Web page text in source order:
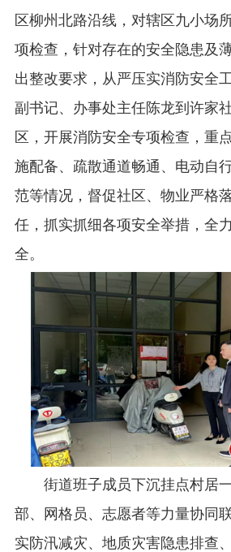
区柳州北路沿线，对辖区九小场
项检查，针对存在的安全隐患及
出整改要求，从严压实消防安全
副书记、办事处主任陈龙到许家
区，开展消防安全专项检查，重
施配备、疏散通道畅通、电动自
范等情况，督促社区、物业严格
任，抓实抓细各项安全举措，全
全。
街道班子成员下沉挂点村居
部、网格员、志愿者等力量协同
实防汛减灾、地质灾害隐患排查